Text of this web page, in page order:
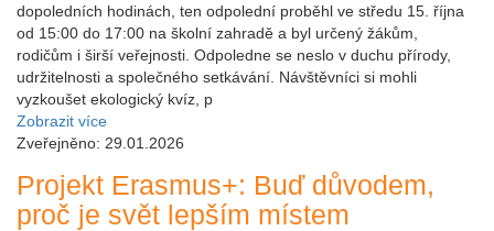
dopoledních hodinách, ten odpolední proběhl ve středu 15. října
od 15:00 do 17:00 na školní zahradě a byl určený žákům,
rodičům i širší veřejnosti. Odpoledne se neslo v duchu přírody,
udržitelnosti a společného setkávání. Návštěvníci si mohli
vyzkoušet ekologický kvíz, p
Zobrazit více
Zveřejněno: 29.01.2026
Projekt Erasmus+: Buď důvodem,
proč je svět lepším místem